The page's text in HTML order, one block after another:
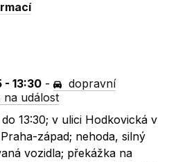
- 13:30 -
dopravní
na událost
do 13:30; v ulici Hodkovická v
západ; nehoda, silný
vozidla; překážka na